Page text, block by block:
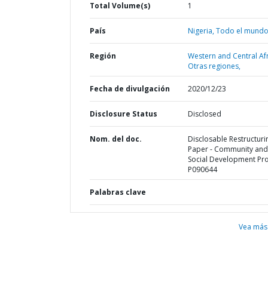
Total Volume(s) 1
País Nigeria,Todo el
Región
Western and Central
Otras regiones,
Fecha de divulgación 2020/12/23
Disclosure Status Disclosed
Nom. del doc.
Disclosable
Paper - Community and
Social Development
P090644
Palabras clave
Vea más